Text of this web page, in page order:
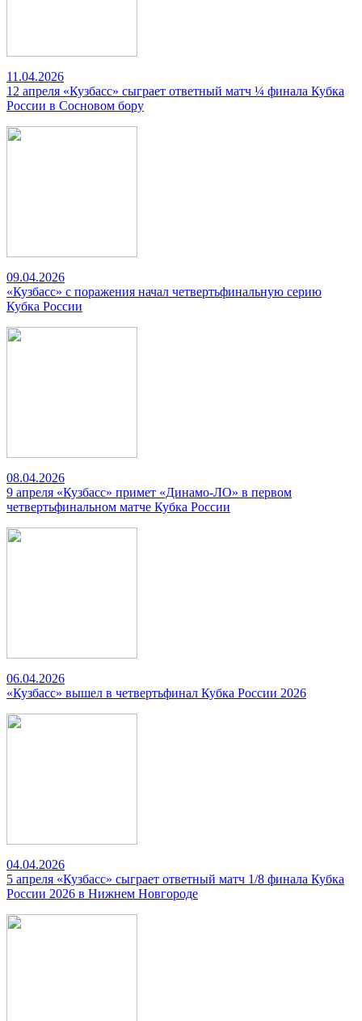
11.04.2026
12 апреля «Кузбасс» сыграет ответный матч ¼ финала Кубка
России в Сосновом бору
09.04.2026
«Кузбасс» с поражения начал четвертьфинальную серию
Кубка России
08.04.2026
9 апреля «Кузбасс» примет «Динамо-ЛО» в первом
четвертьфинальном матче Кубка России
06.04.2026
«Кузбасс» вышел в четвертьфинал Кубка России 2026
04.04.2026
5 апреля «Кузбасс» сыграет ответный матч 1/8 финала Кубка
России 2026 в Нижнем Новгороде